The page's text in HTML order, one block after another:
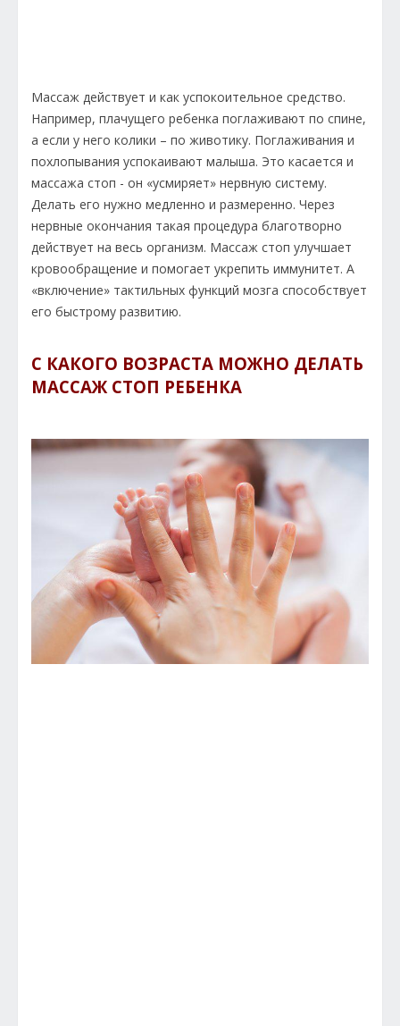
Массаж действует и как успокоительное средство.
Например, плачущего ребенка поглаживают по спине,
а если у него колики – по животику. Поглаживания и
похлопывания успокаивают малыша. Это касается и
массажа стоп - он «усмиряет» нервную систему.
Делать его нужно медленно и размеренно. Через
нервные окончания такая процедура благотворно
действует на весь организм. Массаж стоп улучшает
кровообращение и помогает укрепить иммунитет. А
«включение» тактильных функций мозга способствует
его быстрому развитию.
С КАКОГО ВОЗРАСТА МОЖНО ДЕЛАТЬ
МАССАЖ СТОП РЕБЕНКА